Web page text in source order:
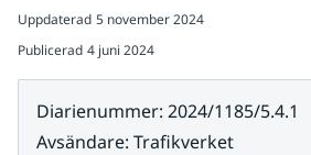
Uppdaterad 5 november 2024
Publicerad 4 juni 2024
Diarienummer: 2024/1185/5.4.1
Avsändare: Trafikverket